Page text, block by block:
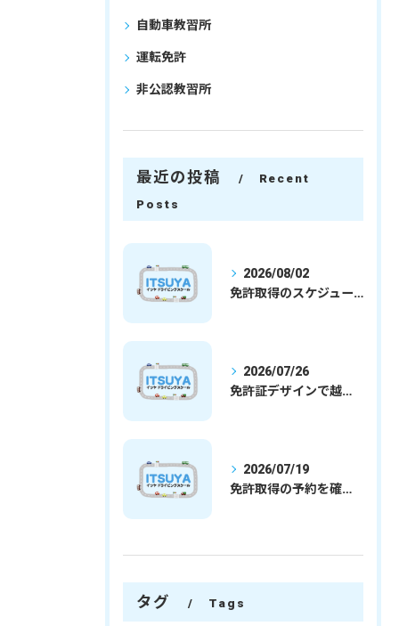
自動車教習所
運転免許
非公認教習所
最近の投稿
Recent
Posts
2026/08/02
免許取得のスケジュールを徹底解説学生社会人の通学合宿別プランで最短取得のコツ
2026/07/26
免許証デザインで越谷市愛を表現する埼玉県さいたま市越谷市の免許取得完全ガイド
2026/07/19
免許取得の予約を確実に取るための最新ガイドと一発試験合格の実践法
タグ Tags